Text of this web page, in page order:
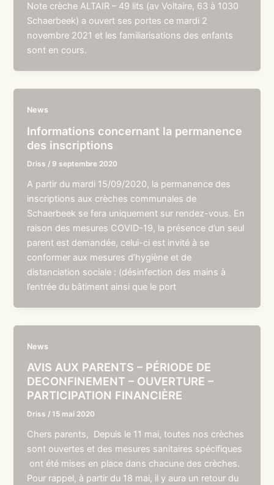
Note crèche ALTAIR – 49 lits (av Voltaire, 63 à 1030
Schaerbeek) a ouvert ses portes ce mardi 2
novembre 2021 et les familiarisations des enfants
sont en cours.
News
Informations concernant la permanence
des inscriptions
Driss / 9 septembre 2020
A partir du mardi 15/09/2020, la permanence des
inscriptions aux crèches communales de
Schaerbeek se fera uniquement sur rendez-vous. En
raison des mesures COVID-19, la présence d’un seul
parent est demandée, celui-ci est invité à se
conformer aux mesures d’hygiène et de
distanciation sociale : (désinfection des mains à
l’entrée du bâtiment ainsi que le port
News
AVIS AUX PARENTS – PÉRIODE DE
DECONFINEMENT – OUVERTURE –
PARTICIPATION FINANCIÈRE
Driss /15 mai 2020
Chers parents, Depuis le 11 mai, toutes nos crèches
sont ouvertes et des mesures sanitaires spécifiques
ont été mises en place dans chacune des crèches.
Pour rappel, à partir du 18 mai, il y aura un retour du